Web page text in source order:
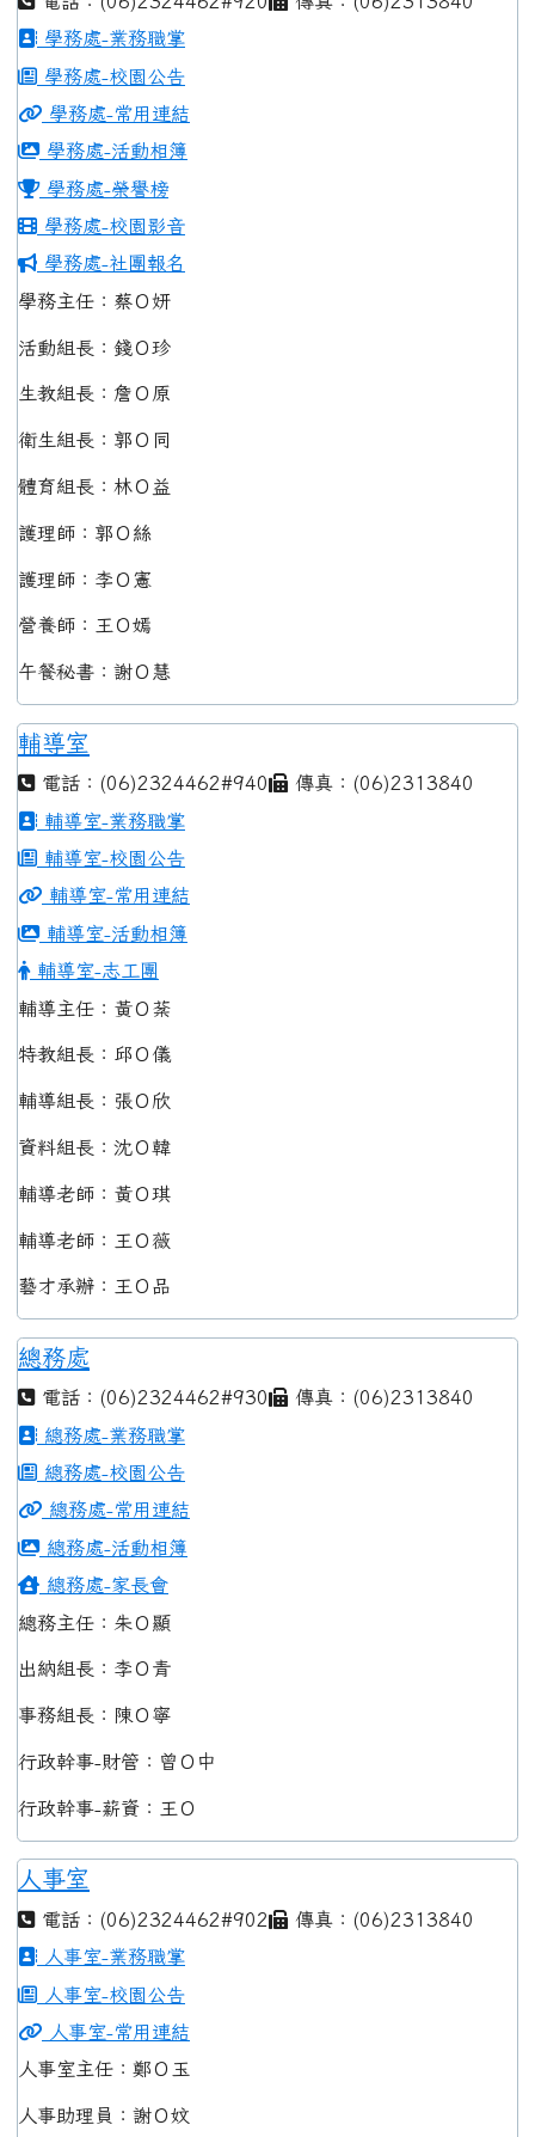
學務處-業務職掌
學務處-校園公告
學務處-常用連結
學務處-活動相簿
學務處-榮譽榜
學務處-校園影音
學務處-社團報名
學務主任：蔡Ｏ妍
活動組長：錢Ｏ珍
生教組長：詹Ｏ原
衛生組長：郭Ｏ同
體育組長：林Ｏ益
護理師：郭Ｏ絲
護理師：李Ｏ憲
營養師：王Ｏ嫣
午餐秘書：謝Ｏ慧
輔導室
電話：(06)2324462#940
傳真：(06)2313840
輔導室-業務職掌
輔導室-校園公告
輔導室-常用連結
輔導室-活動相簿
輔導室-志工團
輔導主任：黃Ｏ棻
特教組長：邱Ｏ儀
輔導組長：張Ｏ欣
資料組長：沈Ｏ韓
輔導老師：黃Ｏ琪
輔導老師：王Ｏ薇
藝才承辦：王Ｏ品
總務處
電話：(06)2324462#930
傳真：(06)2313840
總務處-業務職掌
總務處-校園公告
總務處-常用連結
總務處-活動相簿
總務處-家長會
總務主任：朱Ｏ顯
出納組長：李Ｏ青
事務組長：陳Ｏ寧
行政幹事-財管：曾Ｏ中
行政幹事-薪資：王Ｏ
人事室
電話：(06)2324462#902
傳真：(06)2313840
人事室-業務職掌
人事室-校園公告
人事室-常用連結
人事室主任：鄭Ｏ玉
人事助理員：謝Ｏ妏